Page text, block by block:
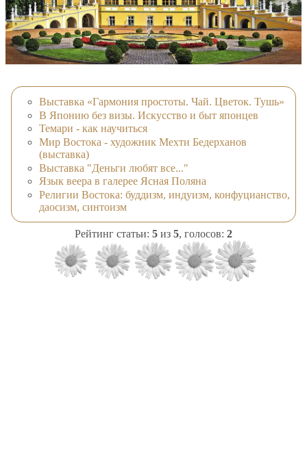
Выставка «Гармония простоты. Чай. Цветок. Тушь»
В Японию без визы. Искусство и быт японцев
Темари - как научиться
Мир Востока - художник Мехти Бедерханов
(выставка)
Выставка "Деньги любят все..."
Язык веера в галерее Ясная Поляна
Религии Востока: буддизм, индуизм, конфуцианство,
даосизм, синтоизм
Рейтинг статьи: 5 из 5, голосов: 2